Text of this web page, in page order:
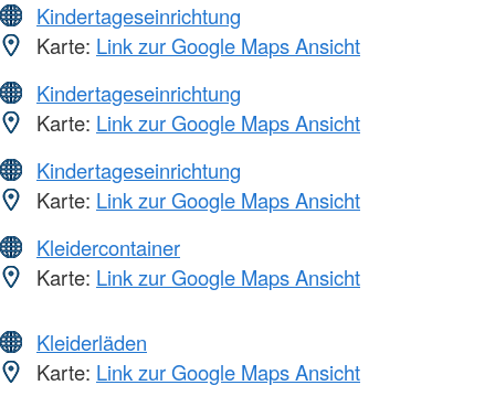
Kindertageseinrichtung
Karte: Link zur Google Maps Ansicht
Kindertageseinrichtung
Karte: Link zur Google Maps Ansicht
Kindertageseinrichtung
Karte: Link zur Google Maps Ansicht
Kleidercontainer
Karte: Link zur Google Maps Ansicht
Kleiderläden
Karte: Link zur Google Maps Ansicht